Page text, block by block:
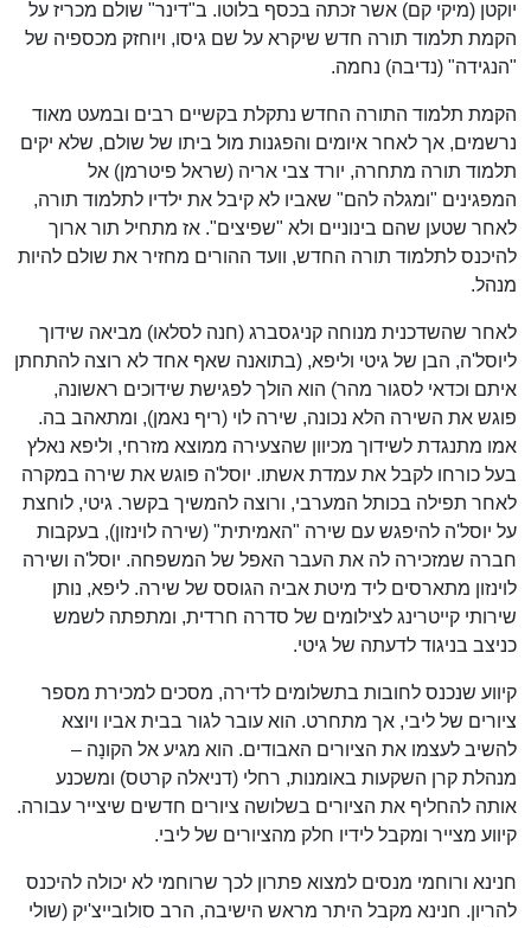
יוקטן (מיקי קם) אשר זכתה בכסף בלוטו. ב"דינר" שולם מכריז על
הקמת תלמוד תורה חדש שיקרא על שם גיסו, ויוחזק מכספיה של
"הנגידה" (נדיבה) נחמה.
הקמת תלמוד התורה החדש נתקלת בקשיים רבים ובמעט מאוד
נרשמים, אך לאחר איומים והפגנות מול ביתו של שולם, שלא יקים
תלמוד תורה מתחרה, יורד צבי אריה (שראל פיטרמן) אל
המפגינים "ומגלה להם" שאביו לא קיבל את ילדיו לתלמוד תורה,
לאחר שטען שהם בינוניים ולא "שפיצים". אז מתחיל תור ארוך
להיכנס לתלמוד תורה החדש, וועד ההורים מחזיר את שולם להיות
מנהל.
לאחר שהשדכנית מנוחה קניגסברג (חנה לסלאו) מביאה שידוך
ליוסל'ה, הבן של גיטי וליפא, (בתואנה שאף אחד לא רוצה להתחתן
איתם וכדאי לסגור מהר) הוא הולך לפגישת שידוכים ראשונה,
פוגש את השירה הלא נכונה, שירה לוי (ריף נאמן), ומתאהב בה.
אמו מתנגדת לשידוך מכיוון שהצעירה ממוצא מזרחי, וליפא נאלץ
בעל כורחו לקבל את עמדת אשתו. יוסל'ה פוגש את שירה במקרה
לאחר תפילה בכותל המערבי, ורוצה להמשיך בקשר. גיטי, לוחצת
על יוסל'ה להיפגש עם שירה "האמיתית" (שירה לוינזון), בעקבות
חברה שמזכירה לה את העבר האפל של המשפחה. יוסל'ה ושירה
לוינזון מתארסים ליד מיטת אביה הגוסס של שירה. ליפא, נותן
שירותי קייטרינג לצילומים של סדרה חרדית, ומתפתה לשמש
כניצב בניגוד לדעתה של גיטי.
קיווע שנכנס לחובות בתשלומים לדירה, מסכים למכירת מספר
ציורים של ליבי, אך מתחרט. הוא עובר לגור בבית אביו ויוצא
להשיב לעצמו את הציורים האבודים. הוא מגיע אל הקונָה –
מנהלת קרן השקעות באומנות, רחלי (דניאלה קרטס) ומשכנע
אותה להחליף את הציורים בשלושה ציורים חדשים שיצייר עבורה.
קיווע מצייר ומקבל לידיו חלק מהציורים של ליבי.
חנינא ורוחמי מנסים למצוא פתרון לכך שרוחמי לא יכולה להיכנס
להריון. חנינא מקבל היתר מראש הישיבה, הרב סולובייצ'יק (שולי